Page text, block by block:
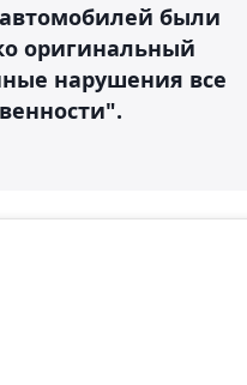
были
оригинальный
нарушения все